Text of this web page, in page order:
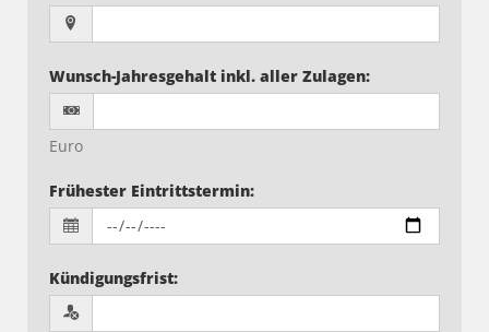
Wunsch-Jahresgehalt inkl. aller Zulagen:
Euro
Frühester Eintrittstermin:
Kündigungsfrist: